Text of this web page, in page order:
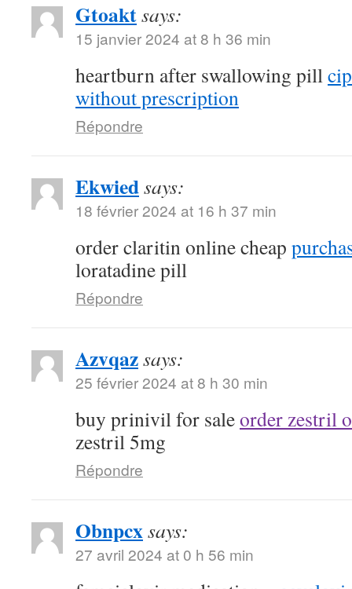
Gtoaktsays:
15 janvier 2024 at 8 h 36 min
heartburn after swallowing pill
without prescription
Répondre
Ekwiedsays:
18 février 2024 at 16 h 37 min
order claritin online cheap
loratadine pill
Répondre
Azvqazsays:
25 février 2024 at 8 h 30 min
buy prinivil for saleorder zestril
zestril 5mg
Répondre
Obnpcxsays:
27 avril 2024 at 0 h 56 min